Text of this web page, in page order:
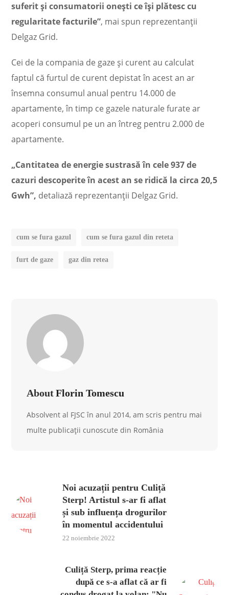
suferit și consumatorii onești ce își plătesc cu
regularitate facturile”, mai spun reprezentanţii
Delgaz Grid.
Cei de la compania de gaze şi curent au calculat
faptul că furtul de curent depistat în acest an ar
însemna consumul anual pentru 14.000 de
apartamente, în timp ce gazele naturale furate ar
acoperi consumul pe un an întreg pentru 2.000 de
apartamente.
„Cantitatea de energie sustrasă în cele 937 de
cazuri descoperite în acest an se ridică la circa 20,5
Gwh”, detaliază reprezentanţii Delgaz Grid.
cum se fura gazul cum se fura gazul din reteta
furt de gaze gaz din retea
About Florin Tomescu
Absolvent al FJSC în anul 2014, am scris pentru mai
multe publicații cunoscute din România
Noi acuzații pentru Culiță
Sterp! Artistul s-ar fi aflat
și sub influența drogurilor
în momentul accidentului
22 noiembrie 2022
Culiță Sterp, prima reacție
după ce s-a aflat că ar fi